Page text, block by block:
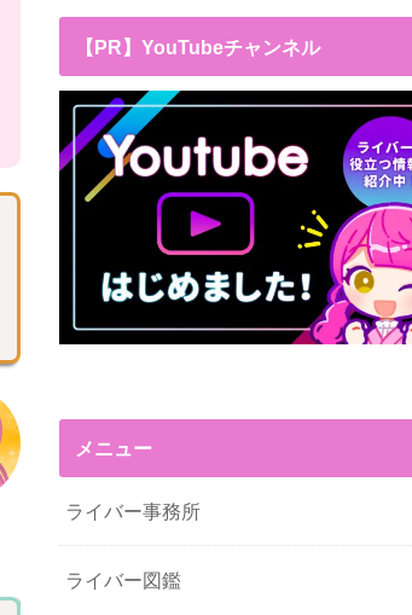
【PR】YouTubeチャンネル
メニュー
ライバー事務所
ライバー図鑑